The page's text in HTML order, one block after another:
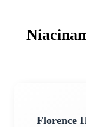
Florence